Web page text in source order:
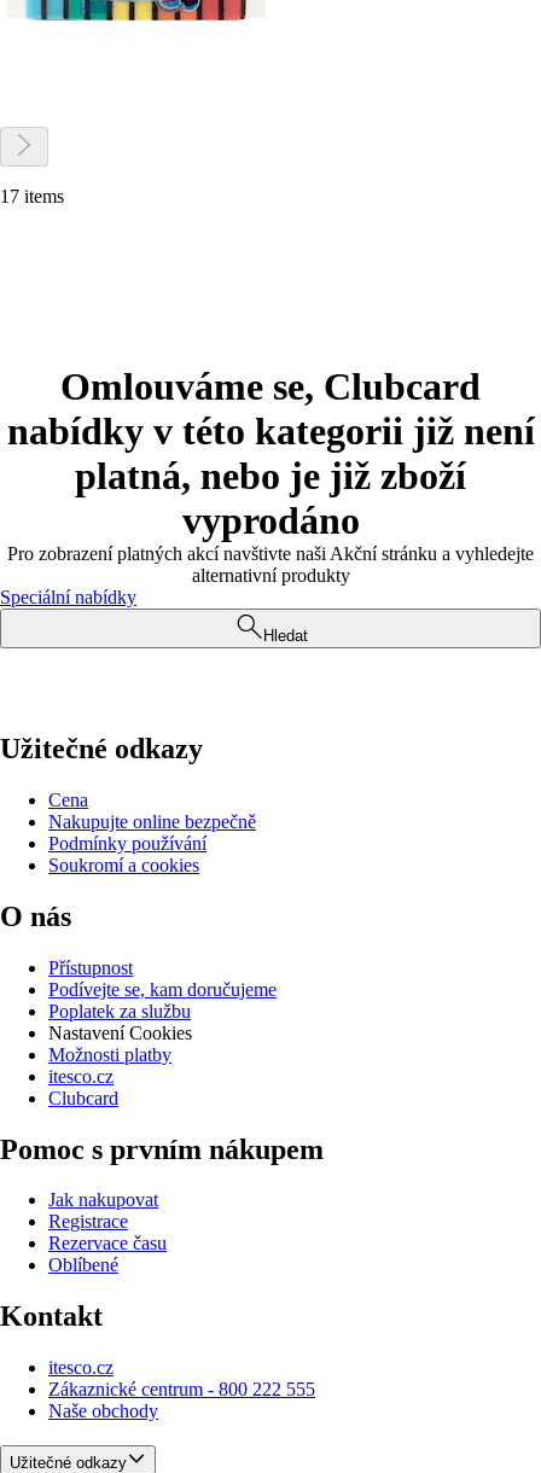
17 items
Omlouváme se, Clubcard
nabídky v této kategorii již není
platná, nebo je již zboží
vyprodáno
Pro zobrazení platných akcí navštivte naši Akční stránku a vyhledejte
alternativní produkty
Speciální nabídky
Hledat
Užitečné odkazy
Cena
Nakupujte online bezpečně
Podmínky používání
Soukromí a cookies
O nás
Přístupnost
Podívejte se, kam doručujeme
Poplatek za službu
Nastavení Cookies
Možnosti platby
itesco.cz
Clubcard
Pomoc s prvním nákupem
Jak nakupovat
Registrace
Rezervace času
Oblíbené
Kontakt
itesco.cz
Zákaznické centrum - 800 222 555
Naše obchody
Užitečné odkazy